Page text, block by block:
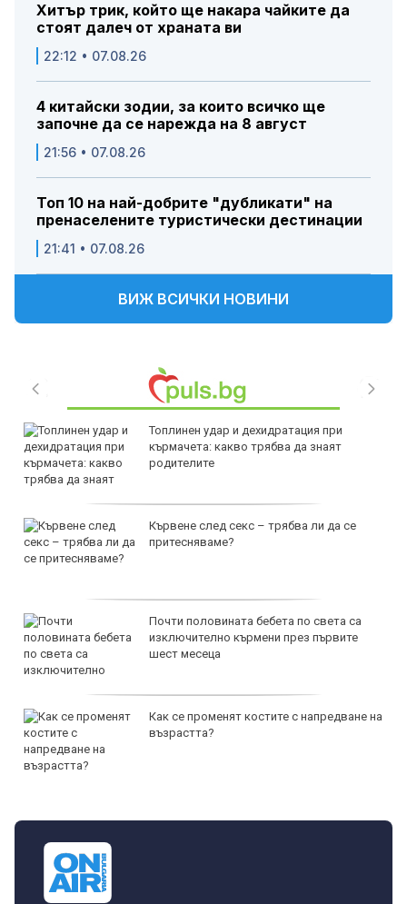
Хитър трик, който ще накара чайките да
стоят далеч от храната ви
22:12 • 07.08.26
4 китайски зодии, за които всичко ще
започне да се нарежда на 8 август
21:56 • 07.08.26
Топ 10 на най-добрите "дубликати" на
пренаселените туристически дестинации
21:41 • 07.08.26
ВИЖ ВСИЧКИ НОВИНИ
Топлинен удар и дехидратация при
кърмачета: какво трябва да знаят
родителите
Кървене след секс – трябва ли да се
притесняваме?
Почти половината бебета по света са
изключително кърмени през първите
шест месеца
Как се променят костите с напредване на
възрастта?